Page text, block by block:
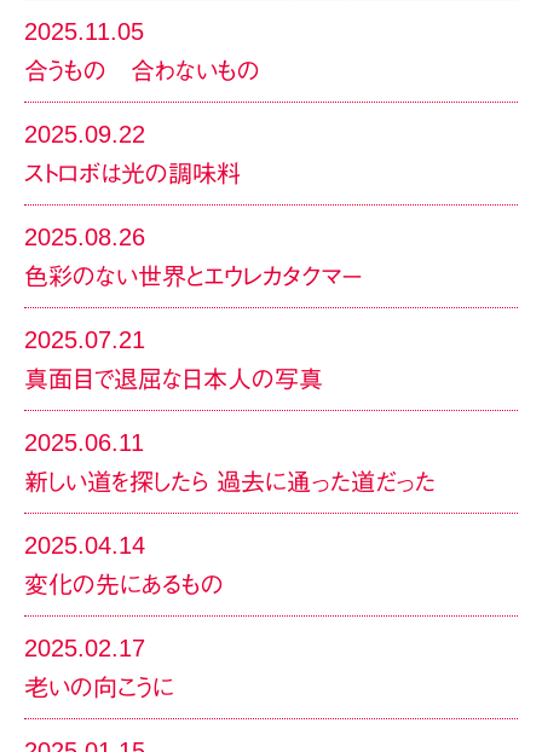
2025.11.05
合うもの 合わないもの
2025.09.22
ストロボは光の調味料
2025.08.26
色彩のない世界とエウレカタクマー
2025.07.21
真面目で退屈な日本人の写真
2025.06.11
新しい道を探したら 過去に通った道だった
2025.04.14
変化の先にあるもの
2025.02.17
老いの向こうに